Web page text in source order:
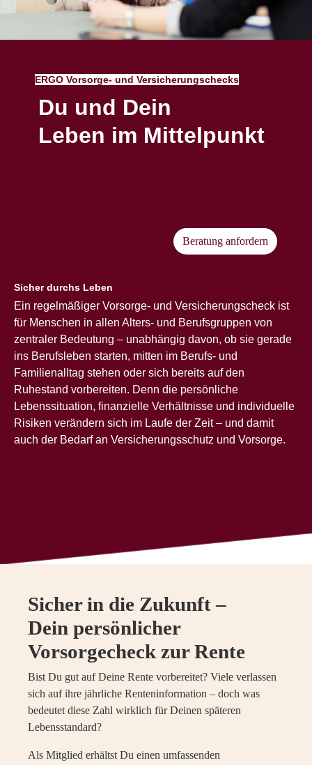
ERGO Vorsorge- und Versicherungschecks
Du und Dein
Leben im Mittelpunkt
Beratung anfordern
Sicher durchs Leben
Ein regelmäßiger Vorsorge- und Versicherungscheck ist
für Menschen in allen Alters- und Berufsgruppen von
zentraler Bedeutung – unabhängig davon, ob sie gerade
ins Berufsleben starten, mitten im Berufs- und
Familienalltag stehen oder sich bereits auf den
Ruhestand vorbereiten. Denn die persönliche
Lebenssituation, finanzielle Verhältnisse und individuelle
Risiken verändern sich im Laufe der Zeit – und damit
auch der Bedarf an Versicherungsschutz und Vorsorge.
Sicher in die Zukunft –
Dein persönlicher
Vorsorgecheck zur Rente
Bist Du gut auf Deine Rente vorbereitet? Viele verlassen
sich auf ihre jährliche Renteninformation – doch was
bedeutet diese Zahl wirklich für Deinen späteren
Lebensstandard?
Als Mitglied erhältst Du einen umfassenden